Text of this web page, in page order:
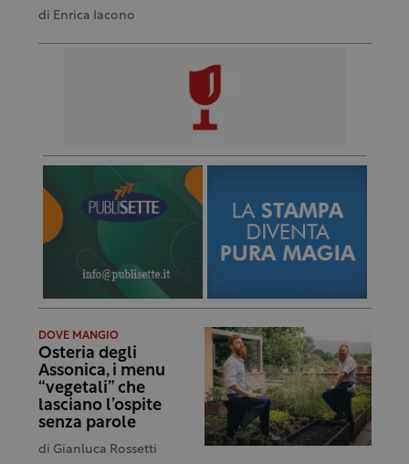
di Enrica Iacono
DOVE MANGIO
Osteria degli
Assonica, i menu
“vegetali” che
lasciano l’ospite
senza parole
di Gianluca Rossetti